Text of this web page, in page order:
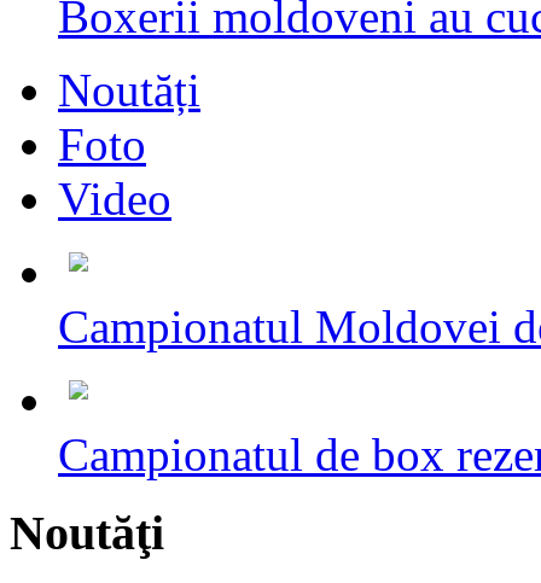
Boxerii moldoveni au
Noutăți
Foto
Video
Campionatul Moldovei
Campionatul de box
Noutăţi